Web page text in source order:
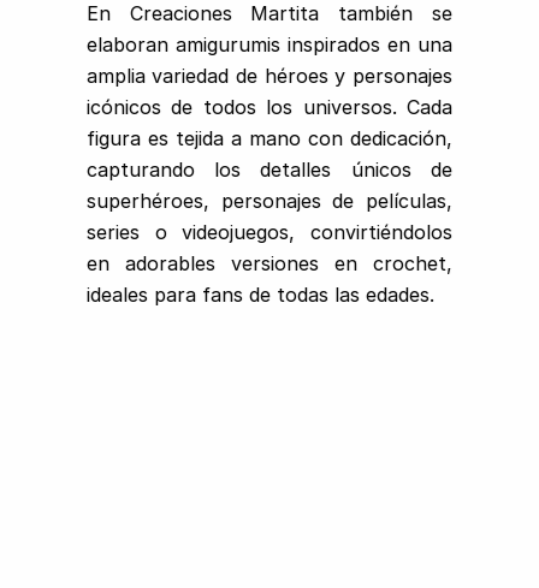
En Creaciones Martita también se
elaboran amigurumis inspirados en una
amplia variedad de héroes y personajes
icónicos de todos los universos. Cada
figura es tejida a mano con dedicación,
capturando los detalles únicos de
superhéroes, personajes de películas,
series o videojuegos, convirtiéndolos
en adorables versiones en crochet,
ideales para fans de todas las edades.